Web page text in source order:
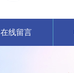
在线留言